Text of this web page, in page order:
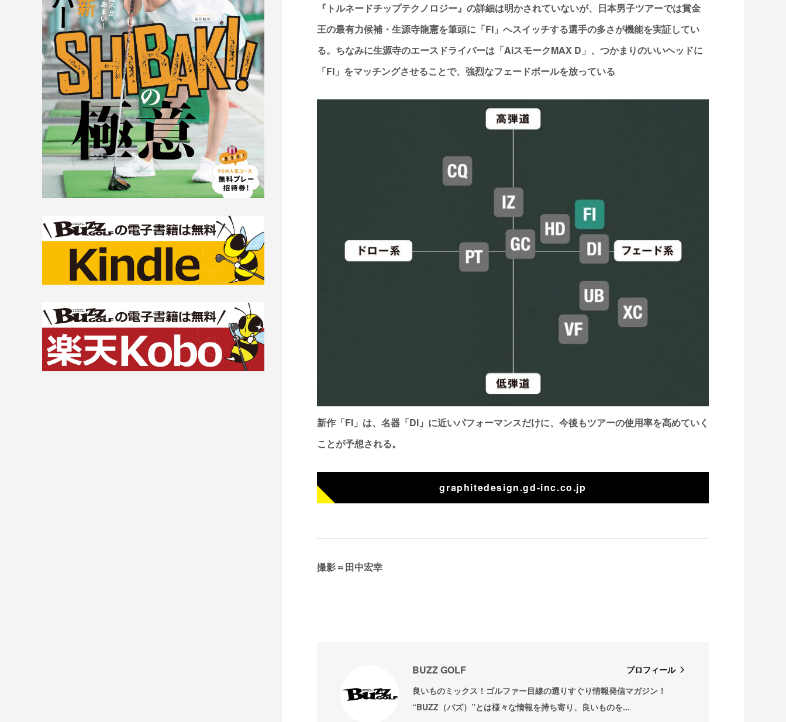
『トルネードチップテクノロジー』の詳細は明かされていないが、日本男子ツアーでは賞金
王の最有力候補・生源寺龍憲を筆頭に「FI」へスイッチする選手の多さが機能を実証してい
る。ちなみに生源寺のエースドライバーは「AiスモークMAX D」、つかまりのいいヘッドに
「FI」をマッチングさせることで、強烈なフェードボールを放っている
新作「FI」は、名器「DI」に近いパフォーマンスだけに、今後もツアーの使用率を高めていく
ことが予想される。
graphitedesign.gd-inc.co.jp
撮影＝田中宏幸
BUZZ GOLF
プロフィール
良いものミックス！ゴルファー目線の選りすぐり情報発信マガジン！
“BUZZ（バズ）”とは様々な情報を持ち寄り、良いものを...